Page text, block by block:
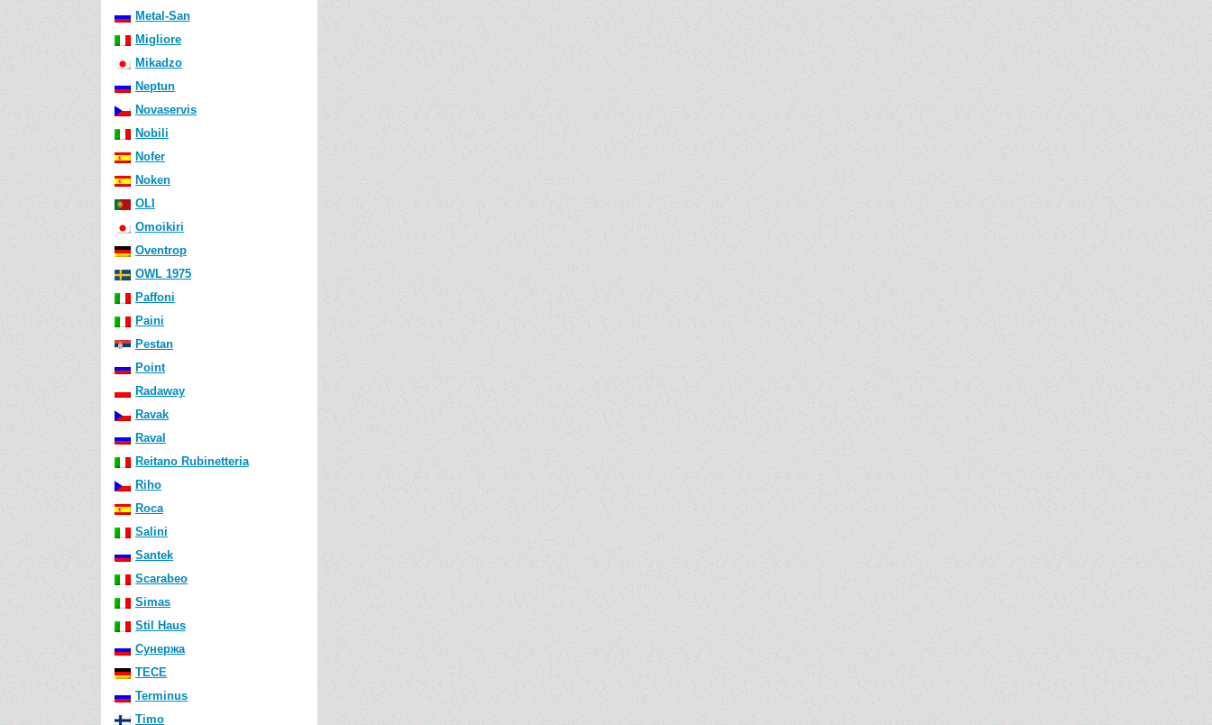
Metal-San
Migliore
Mikadzo
Neptun
Novaservis
Nobili
Nofer
Noken
OLI
Omoikiri
Oventrop
OWL 1975
Paffoni
Paini
Pestan
Point
Radaway
Ravak
Raval
Reitano Rubinetteria
Riho
Roca
Salini
Santek
Scarabeo
Simas
Stil Haus
Сунержа
TECE
Terminus
Timo